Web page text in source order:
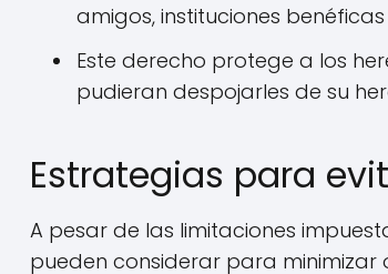
amigos, instituciones
Este derecho protege a los
pudieran despojarles de su
Estrategias para
A pesar de las limitaciones
pueden considerar para